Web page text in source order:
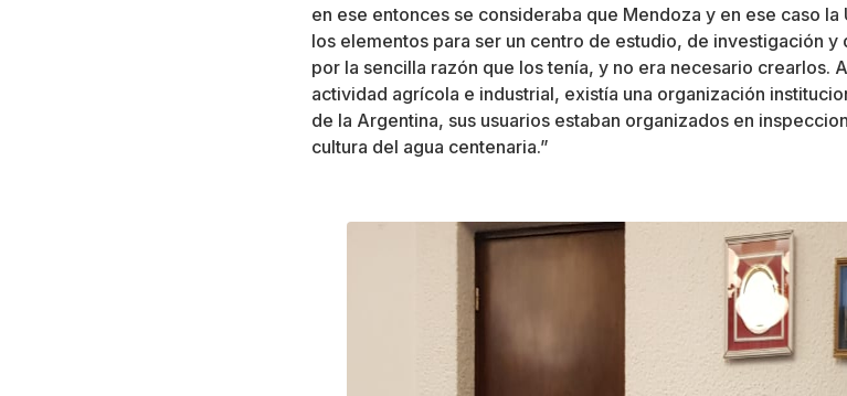
en ese entonces se consideraba que Mendoza y en ese caso
los elementos para ser un centro de estudio, de investigación
por la sencilla razón que los tenía, y no era necesario crearlos.
actividad agrícola e industrial, existía una organización
de la Argentina, sus usuarios estaban organizados en
cultura del agua centenaria.”